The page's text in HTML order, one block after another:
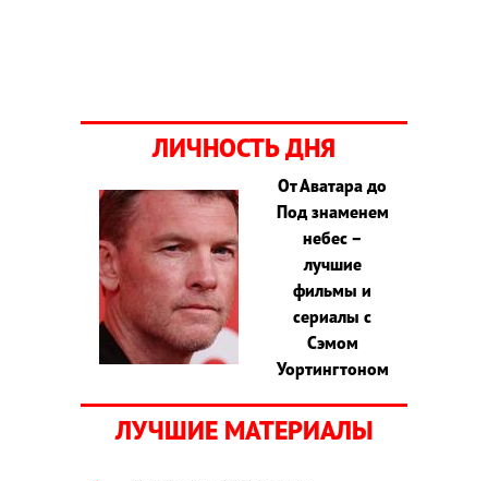
ЛИЧНОСТЬ ДНЯ
От Аватара до
Под знаменем
небес –
лучшие
фильмы и
сериалы с
Сэмом
Уортингтоном
ЛУЧШИЕ МАТЕРИАЛЫ